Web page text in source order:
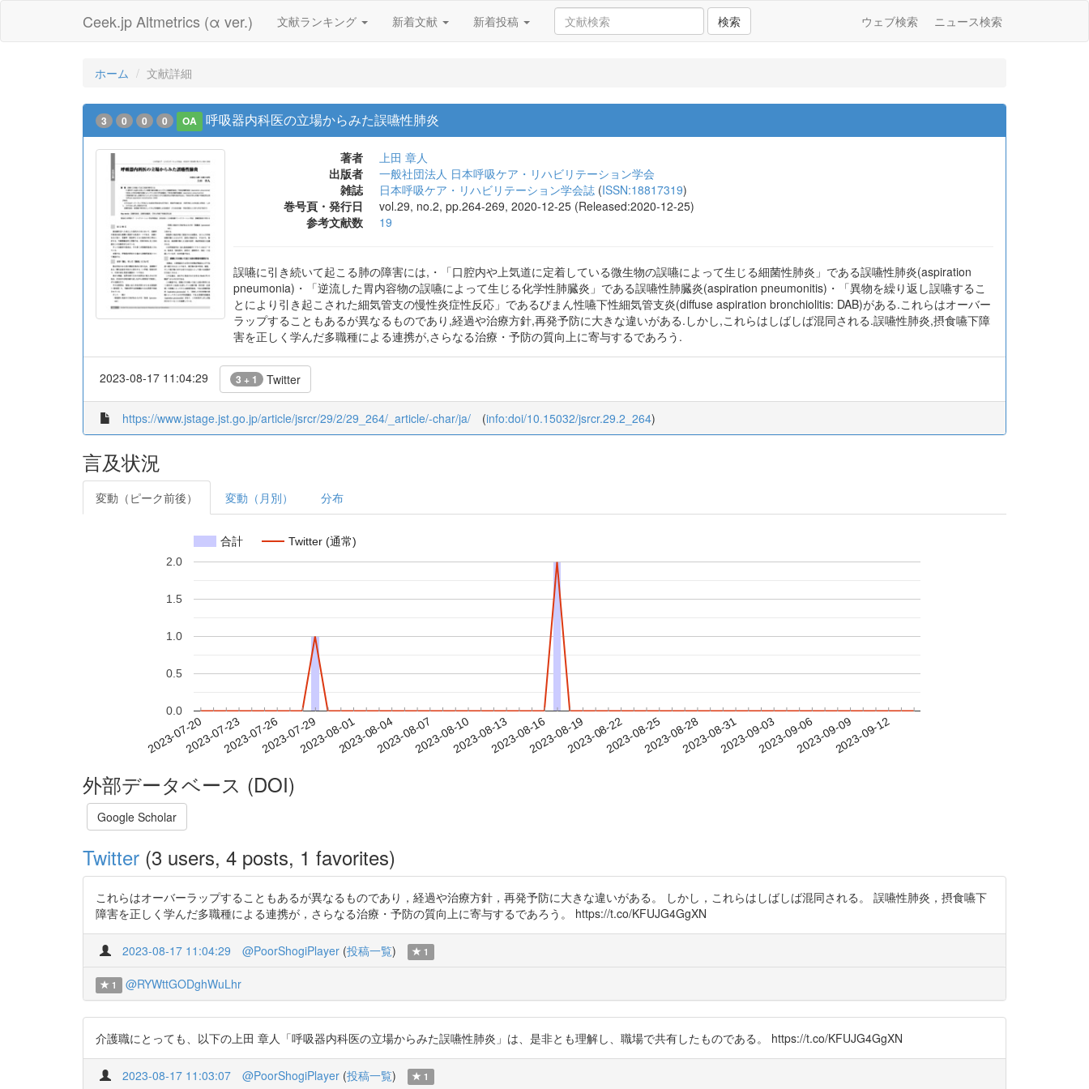
Ceek.jp Altmetrics (α ver.) 文献ランキング 新着文献 新着投稿 検索 ウェブ検索 ニュース検索
ホーム 文献詳細
3 0 0 0 OA 呼吸器内科医の立場からみた誤嚥性肺炎
著者
上田 章人
出版者
一般社団法人 日本呼吸ケア・リハビリテーション学会
雑誌
日本呼吸ケア・リハビリテーション学会誌 (ISSN:18817319)
巻号頁・発行日
vol.29, no.2, pp.264-269, 2020-12-25 (Released:2020-12-25)
参考文献数
19
誤嚥に引き続いて起こる肺の障害には,・「口腔内や上気道に定着している微生物の誤嚥によって生じる細菌性肺炎」である誤嚥性肺炎(aspiration
pneumonia)・「逆流した胃内容物の誤嚥によって生じる化学性肺臓炎」である誤嚥性肺臓炎(aspiration pneumonitis)・「異物を繰り返し誤嚥するこ
とにより引き起こされた細気管支の慢性炎症性反応」であるびまん性嚥下性細気管支炎(diffuse aspiration bronchiolitis: DAB)がある.これらはオーバー
ラップすることもあるが異なるものであり,経過や治療方針,再発予防に大きな違いがある.しかし,これらはしばしば混同される.誤嚥性肺炎,摂食嚥下障
害を正しく学んだ多職種による連携が,さらなる治療・予防の質向上に寄与するであろう.
2023-08-17 11:04:29 3 + 1 Twitter
https://www.jstage.jst.go.jp/article/jsrcr/29/2/29_264/_article/-char/ja/ (info:doi/10.15032/jsrcr.29.2_264)
言及状況
変動（ピーク前後） 変動（月別） 分布
合計 Twitter (通常)
2023-07-202023-07-232023-07-262023-07-292023-08-012023-08-042023-08-072023-08-102023-08-132023-08-162023-08-192023-08-222023-08-252023-08-282023-08-312023-09-032023-09-062023-09-092023-09-12
0.0
0.5
1.0
1.5
2.0
外部データベース (DOI)
Google Scholar
Twitter (3 users, 4 posts, 1 favorites)
これらはオーバーラップすることもあるが異なるものであり，経過や治療方針，再発予防に大きな違いがある。 しかし，これらはしばしば混同される。 誤嚥性肺炎，摂食嚥下
障害を正しく学んだ多職種による連携が，さらなる治療・予防の質向上に寄与するであろう。 https://t.co/KFUJG4GgXN
2023-08-17 11:04:29 @PoorShogiPlayer (投稿一覧) 1
1 @RYWttGODghWuLhr
介護職にとっても、以下の上田 章人「呼吸器内科医の立場からみた誤嚥性肺炎」は、是非とも理解し、職場で共有したものである。 https://t.co/KFUJG4GgXN
2023-08-17 11:03:07 @PoorShogiPlayer (投稿一覧) 1